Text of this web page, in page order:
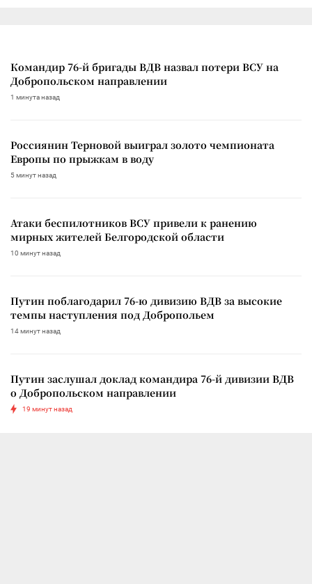
Командир 76-й бригады ВДВ назвал потери ВСУ на
Добропольском направлении
1 минута назад
Россиянин Терновой выиграл золото чемпионата
Европы по прыжкам в воду
5 минут назад
Атаки беспилотников ВСУ привели к ранению
мирных жителей Белгородской области
10 минут назад
Путин поблагодарил 76-ю дивизию ВДВ за высокие
темпы наступления под Добропольем
14 минут назад
Путин заслушал доклад командира 76-й дивизии ВДВ
о Добропольском направлении
19 минут назад